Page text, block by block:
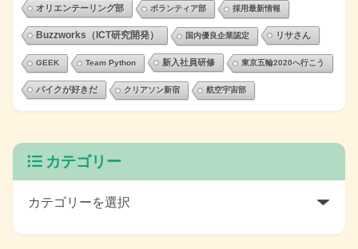
オリエンテーリング部 ボランティア部 採用最新情報
Buzzworks（ICT研究開発） 国内優良企業認定 リサさん
GEEK Team Python 新入社員研修 東京五輪2020へ行こう
バイクが好きだ クリアソン新宿 航空宇宙部
カテゴリー